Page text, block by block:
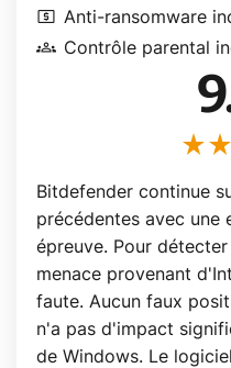
local_atm Anti-ransomware
groups Contrôle parental
Bitdefender continue
précédentes avec
épreuve. Pour
menace provenant
faute. Aucun faux
n'a pas d'impact
de Windows. Le